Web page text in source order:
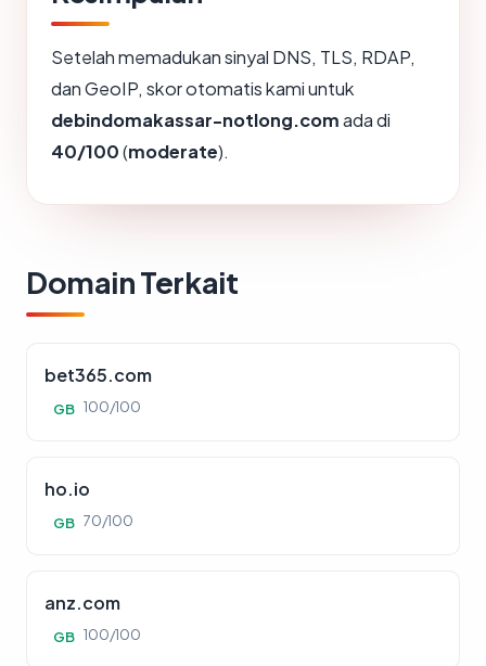
Setelah memadukan sinyal DNS, TLS, RDAP,
dan GeoIP, skor otomatis kami untuk
debindomakassar-notlong.comada di
40/100(moderate).
Domain Terkait
bet365.com
GB 100/100
ho.io
GB 70/100
anz.com
GB 100/100